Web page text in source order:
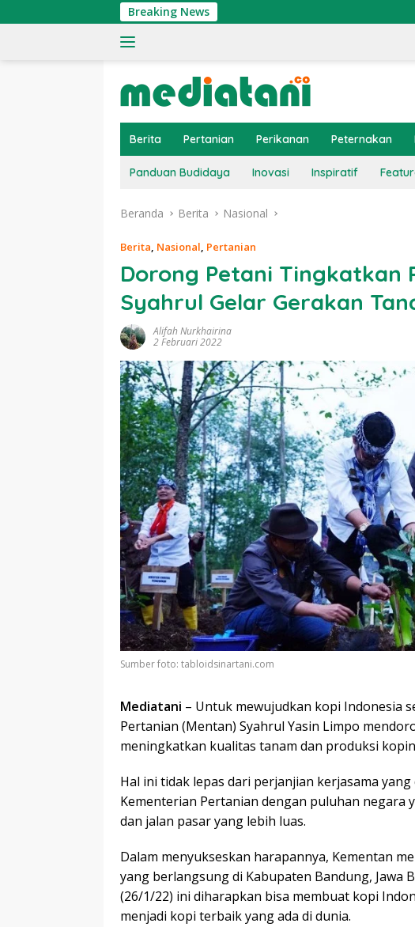
ke
Breaking News Tingkatkan
Berita Pertanian Perikanan Peternakan
Panduan Budidaya Inovasi Inspiratif
Beranda Berita Nasional
Berita, Nasional, Pertanian
Dorong Petani Tingkatkan
Syahrul Gelar Gerakan
Alifah Nurkhairina
2 Februari 2022
Sumber foto: tabloidsinartani.com
Mediatani – Untuk mewujudkan kopi Indonesia
Pertanian (Mentan) Syahrul Yasin Limpo
meningkatkan kualitas tanam dan produksi
Hal ini tidak lepas dari perjanjian kerjasama yang
Kementerian Pertanian dengan puluhan negara
dan jalan pasar yang lebih luas.
Dalam menyukseskan harapannya, Kementan
yang berlangsung di Kabupaten Bandung, Jawa
(26/1/22) ini diharapkan bisa membuat kopi
menjadi kopi terbaik yang ada di dunia.